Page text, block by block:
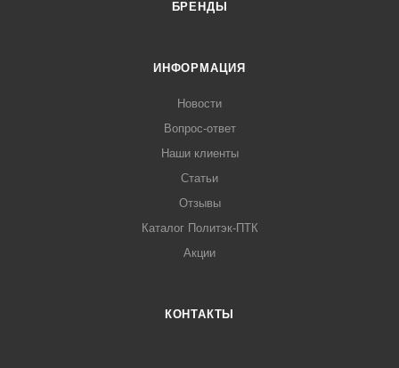
БРЕНДЫ
ИНФОРМАЦИЯ
Новости
Вопрос-ответ
Наши клиенты
Статьи
Отзывы
Каталог Политэк-ПТК
Акции
КОНТАКТЫ